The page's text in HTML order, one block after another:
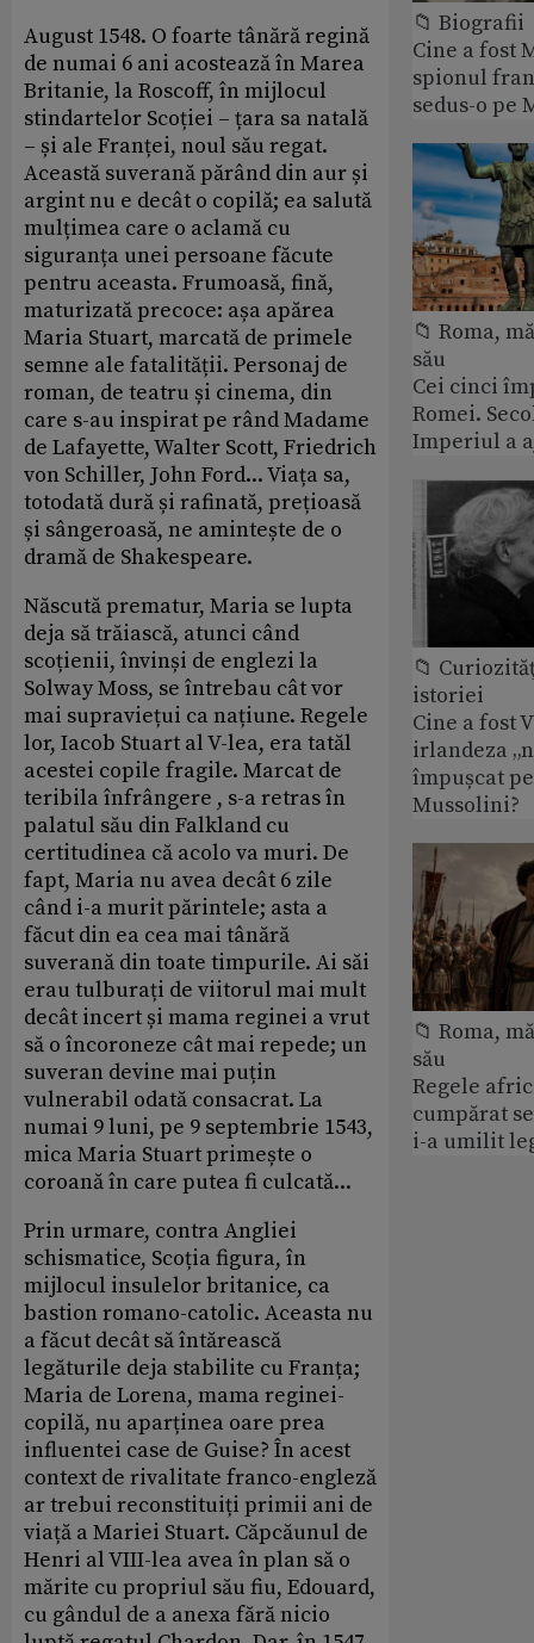
August 1548. O foarte tânără regină
de numai 6 ani acostează în Marea
Britanie, la Roscoff, în mijlocul
stindartelor Scoției – țara sa natală
– și ale Franței, noul său regat.
Această suverană părând din aur și
argint nu e decât o copilă; ea salută
mulțimea care o aclamă cu
siguranța unei persoane făcute
pentru aceasta. Frumoasă, fină,
maturizată precoce: așa apărea
Maria Stuart, marcată de primele
semne ale fatalității. Personaj de
roman, de teatru și cinema, din
care s-au inspirat pe rând Madame
de Lafayette, Walter Scott, Friedrich
von Schiller, John Ford... Viața sa,
totodată dură și rafinată, prețioasă
și sângeroasă, ne amintește de o
dramă de Shakespeare.
Născută prematur, Maria se lupta
deja să trăiască, atunci când
scoțienii, învinși de englezi la
Solway Moss, se întrebau cât vor
mai supraviețui ca națiune. Regele
lor, Iacob Stuart al V-lea, era tatăl
acestei copile fragile. Marcat de
teribila înfrângere , s-a retras în
palatul său din Falkland cu
certitudinea că acolo va muri. De
fapt, Maria nu avea decât 6 zile
când i-a murit părintele; asta a
făcut din ea cea mai tânără
suverană din toate timpurile. Ai săi
erau tulburați de viitorul mai mult
decât incert și mama reginei a vrut
să o încoroneze cât mai repede; un
suveran devine mai puțin
vulnerabil odată consacrat. La
numai 9 luni, pe 9 septembrie 1543,
mica Maria Stuart primește o
coroană în care putea fi culcată...
Prin urmare, contra Angliei
schismatice, Scoția figura, în
mijlocul insulelor britanice, ca
bastion romano-catolic. Aceasta nu
a făcut decât să întărească
legăturile deja stabilite cu Franța;
Maria de Lorena, mama reginei-
copilă, nu aparținea oare prea
influentei case de Guise? În acest
context de rivalitate franco-engleză
ar trebui reconstituiți primii ani de
viață a Mariei Stuart. Căpcăunul de
Henri al VIII-lea avea în plan să o
mărite cu propriul său fiu, Edouard,
cu gândul de a anexa fără nicio
📁 Biografii
Cine a fost
spionul
sedus-o pe
📁 Roma,
său
Cei cinci
Romei.
Imperiul a
📁
istoriei
Cine a fost
irlandeza
împușcat
Mussolini?
📁 Roma,
său
Regele
cumpărat
i-a umilit